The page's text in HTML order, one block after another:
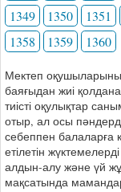
1349
1350 1351
1358
1359 1360
Мектеп
баяғыдан жиі
тиісті оқулықтар
отыр, ал осы пәндерді
себеппен балаларға
етілетін
алдын-алу және үй
мақсатында